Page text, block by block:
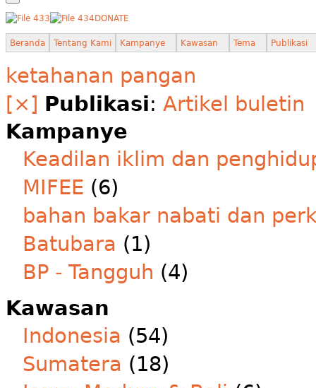
DONATE
Beranda Tentang Kami Kampanye Kawasan Tema Publikasi
ketahanan pangan
[×] Publikasi: Artikel buletin
Kampanye
Keadilan iklim dan
MIFEE (6)
bahan bakar nabati dan
Batubara (1)
BP - Tangguh (4)
Kawasan
Indonesia (54)
Sumatera (18)